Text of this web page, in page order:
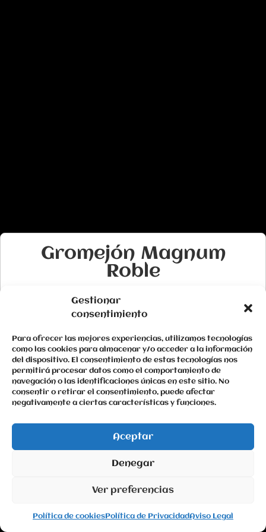
Gestionar
consentimiento
Para ofrecer las mejores experiencias, utilizamos tecnologías
como las cookies para almacenar y/o acceder a la información
del dispositivo. El consentimiento de estas tecnologías nos
permitirá procesar datos como el comportamiento de
navegación o las identificaciones únicas en este sitio. No
consentir o retirar el consentimiento, puede afectar
negativamente a ciertas características y funciones.
Aceptar
Denegar
Ver preferencias
Política de cookiesPolítica de PrivacidadAviso Legal
Gromejón Magnum
Roble